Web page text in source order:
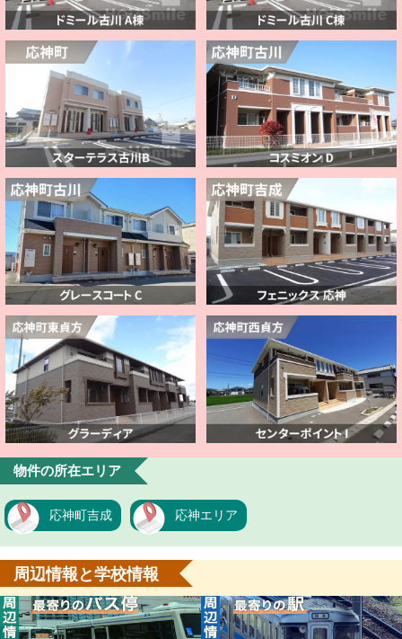
物件の所在エリア
応神町吉成 応神エリア
周辺情報と学校情報